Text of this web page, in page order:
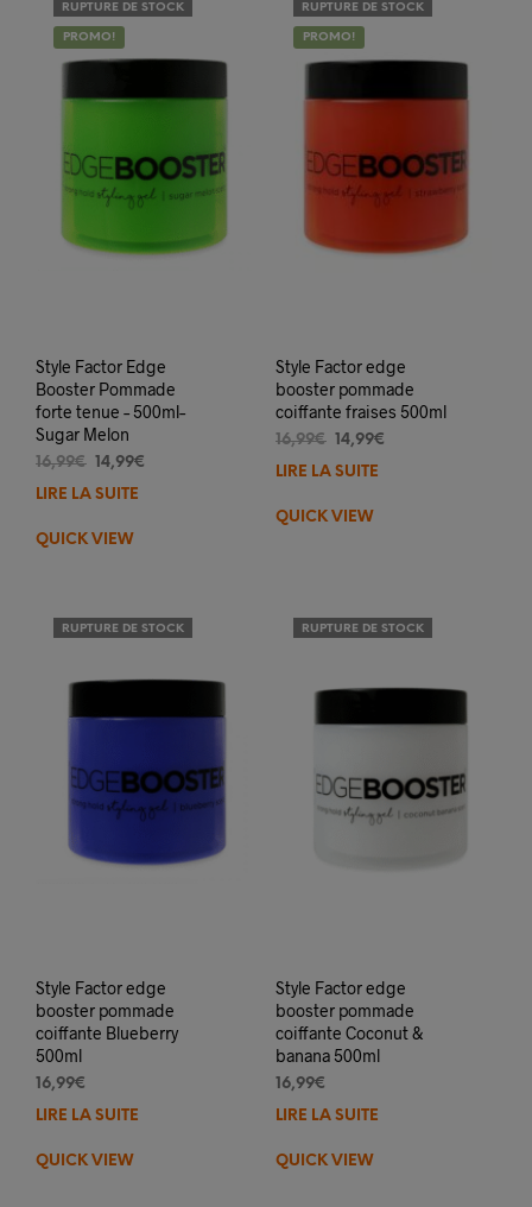
RUPTURE DE STOCK
PROMO!
Style Factor Edge
Booster Pommade
forte tenue – 500ml–
Sugar Melon
16,99€ Le
prix
était :
14,99€
LIRE LA SUITE
QUICK VIEW
RUPTURE DE STOCK
PROMO!
Style Factor edge
booster pommade
coiffante fraises 500ml
16,99€ Le
prix
était :
14,99€
LIRE LA SUITE
QUICK VIEW
RUPTURE DE STOCK
Style Factor edge
booster pommade
coiffante Blueberry
500ml
16,99€
LIRE LA SUITE
QUICK VIEW
RUPTURE DE STOCK
Style Factor edge
booster pommade
coiffante Coconut &
banana 500ml
16,99€
LIRE LA SUITE
QUICK VIEW